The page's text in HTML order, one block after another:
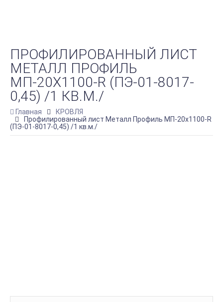
ПРОФИЛИРОВАННЫЙ ЛИСТ
МЕТАЛЛ ПРОФИЛЬ
МП-20Х1100-R (ПЭ-01-8017-
0,45) /1 КВ.М./
Главная
КРОВЛЯ
Профилированный лист Металл Профиль МП-20х1100-R
(ПЭ-01-8017-0,45) /1 кв.м./